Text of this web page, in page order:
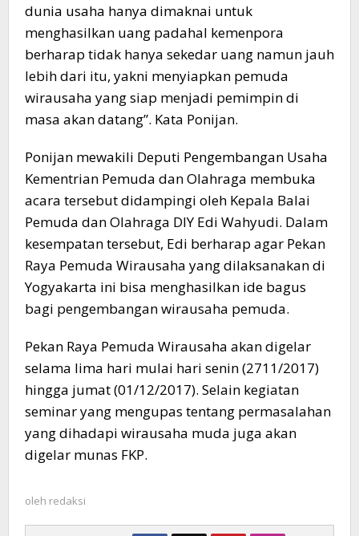
dunia usaha hanya dimaknai untuk
menghasilkan uang padahal kemenpora
berharap tidak hanya sekedar uang namun jauh
lebih dari itu, yakni menyiapkan pemuda
wirausaha yang siap menjadi pemimpin di
masa akan datang”. Kata Ponijan.
Ponijan mewakili Deputi Pengembangan Usaha
Kementrian Pemuda dan Olahraga membuka
acara tersebut didampingi oleh Kepala Balai
Pemuda dan Olahraga DIY Edi Wahyudi. Dalam
kesempatan tersebut, Edi berharap agar Pekan
Raya Pemuda Wirausaha yang dilaksanakan di
Yogyakarta ini bisa menghasilkan ide bagus
bagi pengembangan wirausaha pemuda.
Pekan Raya Pemuda Wirausaha akan digelar
selama lima hari mulai hari senin (2711/2017)
hingga jumat (01/12/2017). Selain kegiatan
seminar yang mengupas tentang permasalahan
yang dihadapi wirausaha muda juga akan
digelar munas FKP.
oleh redaksi